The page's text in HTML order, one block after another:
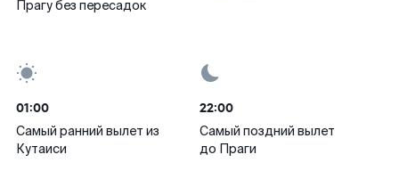
Прагу без пересадок
01:00
Самый ранний вылет из
Кутаиси
22:00
Самый поздний вылет
до Праги